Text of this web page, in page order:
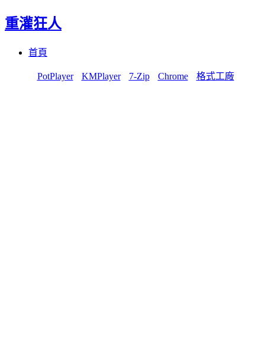
重灌狂人
首頁
PotPlayer KMPlayer 7-Zip Chrome 格式工廠